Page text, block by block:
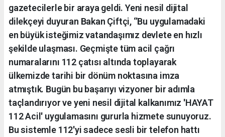
gazetecilerle bir araya geldi. Yeni nesil dijital
dilekçeyi duyuran Bakan Çiftçi, ‘’Bu uygulamadaki
en büyük isteğimiz vatandaşımız devlete en hızlı
şekilde ulaşması. Geçmişte tüm acil çağrı
numaralarını 112 çatısı altında toplayarak
ülkemizde tarihi bir dönüm noktasına imza
atmıştık. Bugün bu başarıyı vizyoner bir adımla
taçlandırıyor ve yeni nesil dijital kalkanımız 'HAYAT
112 Acil' uygulamasını gururla hizmete sunuyoruz.
Bu sistemle 112'yi sadece sesli bir telefon hattı